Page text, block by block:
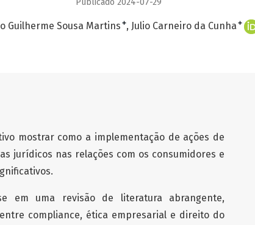
Guilherme Sousa Martins + Julio Carneiro da Cunha +
mostrar como a implementação de ações de
jurídicos nas relações com os consumidores e
em uma revisão de literatura abrangente,
compliance, ética empresarial e direito do